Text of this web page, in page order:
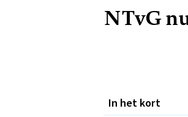
NTvG
In het kort